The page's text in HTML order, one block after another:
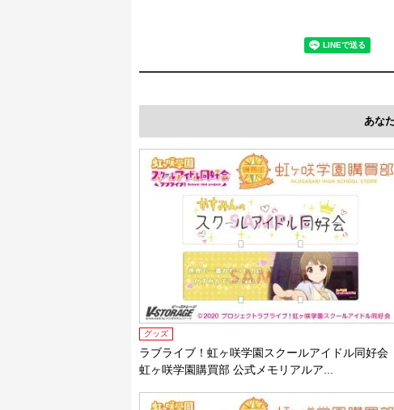
あな
グッズ
ラブライブ！虹ヶ咲学園スクールアイドル同好会
虹ヶ咲学園購買部 公式メモリアルア...